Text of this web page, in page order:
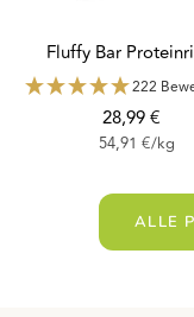
Fluffy Bar
222
28,99 €
54,91 €/kg
ALLE